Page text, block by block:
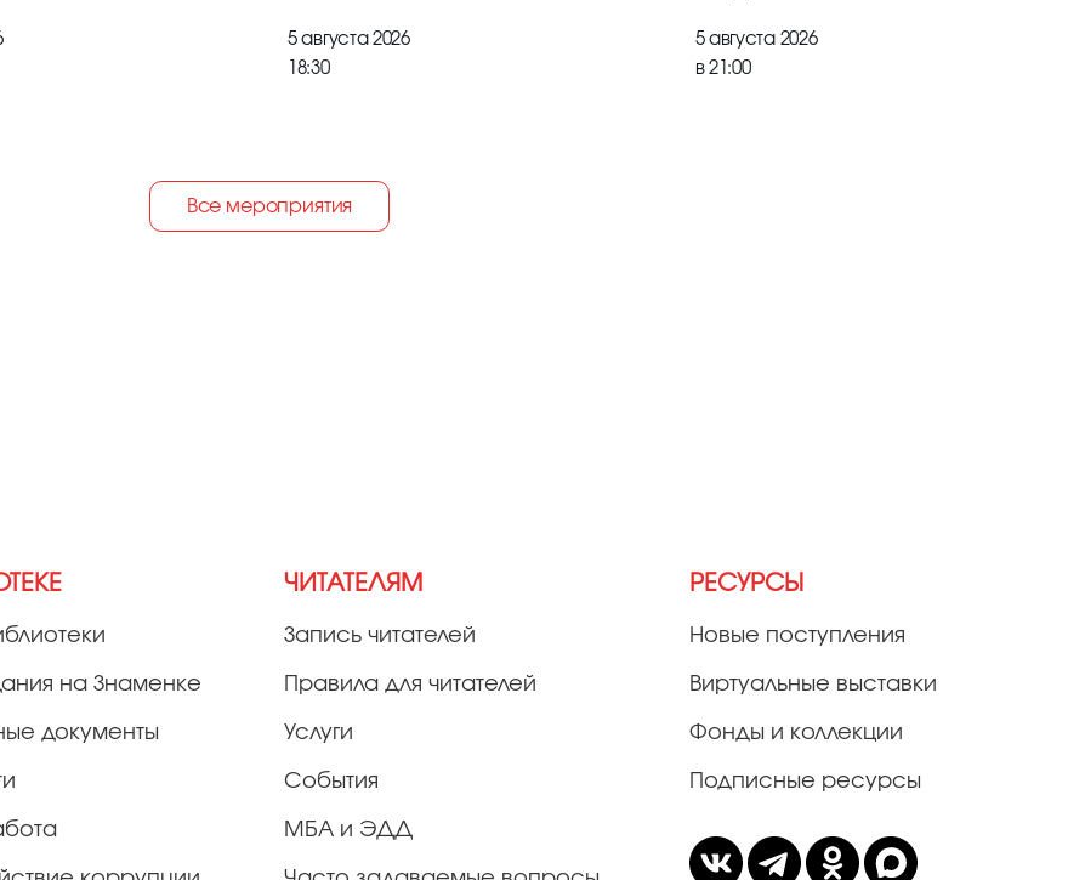
5 августа 2026
18:30
5 августа 2026
в 21:00
Все мероприятия
на Знаменке
документы
ЧИТАТЕЛЯМ
Запись читателей
Правила для читателей
Услуги
События
МБА и ЭДД
РЕСУРСЫ
Новые поступления
Виртуальные выставки
Фонды и коллекции
Подписные ресурсы